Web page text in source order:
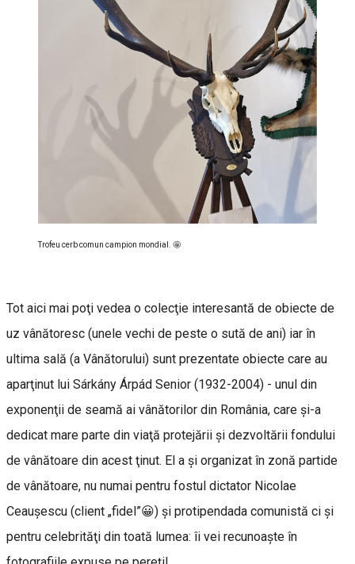
Trofeu cerb comun campion mondial. 🤩
Tot aici mai poţi vedea o colecţie interesantă de obiecte de
uz vânătoresc (unele vechi de peste o sută de ani) iar în
ultima sală (a Vânătorului) sunt prezentate obiecte care au
aparţinut lui Sárkány Árpád Senior (1932-2004) - unul din
exponenţii de seamă ai vânătorilor din România, care şi-a
dedicat mare parte din viaţă protejării şi dezvoltării fondului
de vânătoare din acest ţinut. El a şi organizat în zonă partide
de vânătoare, nu numai pentru fostul dictator Nicolae
Ceauşescu (client „fidel”😀) şi protipendada comunistă ci şi
pentru celebrităţi din toată lumea: îi vei recunoaşte în